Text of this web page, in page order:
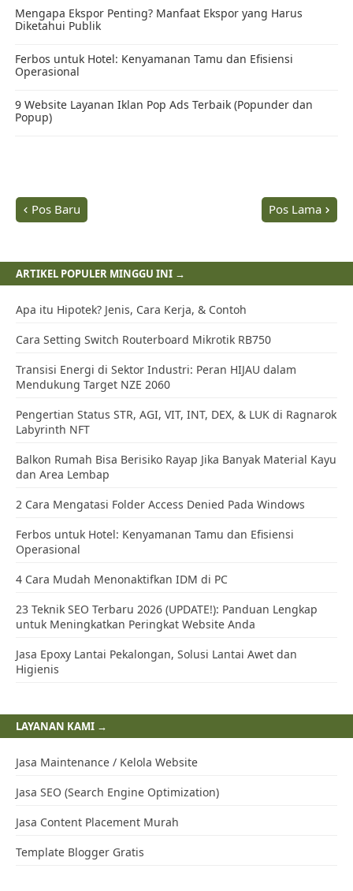
Pos Baru Pos Lama
ARTIKEL POPULER MINGGU INI →
Apa itu Hipotek? Jenis, Cara Kerja, & Contoh
Cara Setting Switch Routerboard Mikrotik RB750
Transisi Energi di Sektor Industri: Peran HIJAU dalam
Mendukung Target NZE 2060
Pengertian Status STR, AGI, VIT, INT, DEX, & LUK di Ragnarok
Labyrinth NFT
Balkon Rumah Bisa Berisiko Rayap Jika Banyak Material Kayu
dan Area Lembap
2 Cara Mengatasi Folder Access Denied Pada Windows
Ferbos untuk Hotel: Kenyamanan Tamu dan Efisiensi
Operasional
4 Cara Mudah Menonaktifkan IDM di PC
23 Teknik SEO Terbaru 2026 (UPDATE!): Panduan Lengkap
untuk Meningkatkan Peringkat Website Anda
Jasa Epoxy Lantai Pekalongan, Solusi Lantai Awet dan
Higienis
LAYANAN KAMI →
Jasa Maintenance / Kelola Website
Jasa SEO (Search Engine Optimization)
Jasa Content Placement Murah
Template Blogger Gratis